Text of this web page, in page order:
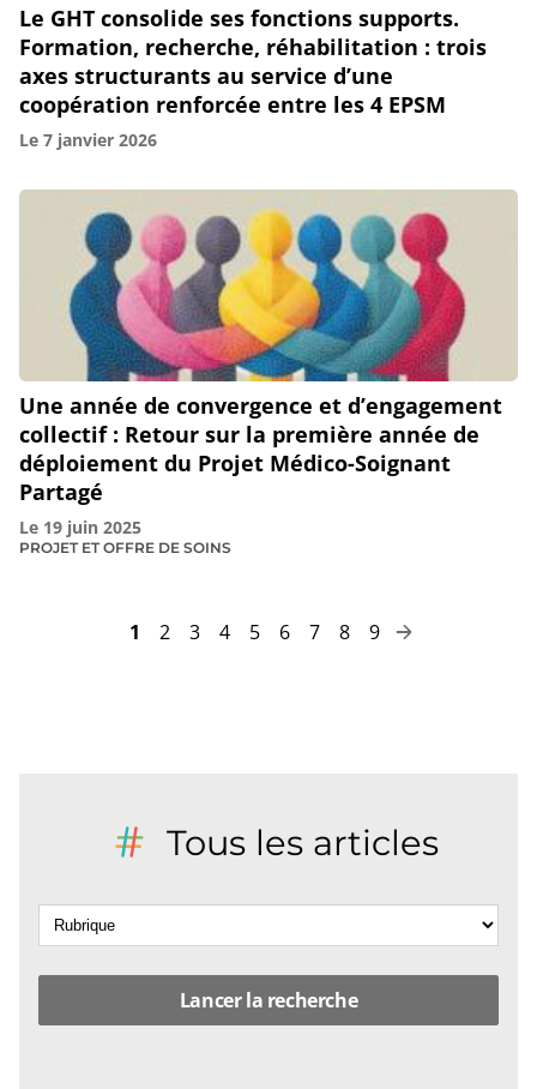
Le GHT consolide ses fonctions supports.
Formation, recherche, réhabilitation : trois
axes structurants au service d’une
coopération renforcée entre les 4 EPSM
Le 7 janvier 2026
Une année de convergence et d’engagement
collectif : Retour sur la première année de
déploiement du Projet Médico-Soignant
Partagé
Le 19 juin 2025
PROJET ET OFFRE DE SOINS
Page
1 Page
2 Page
3 Page
4 Page
5 Page
6 Page
7 Page
8 Page
9
Tous les articles